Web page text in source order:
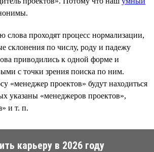
слова проходят процесс нормализации,
склонения по числу, роду и падежу
приводились к одной форме и
с точки зрения поиска по ним.
«менеджер проектов» будут находиться
указаны «менеджеров проектов»,
и т. п.
карьеру в 2026 году